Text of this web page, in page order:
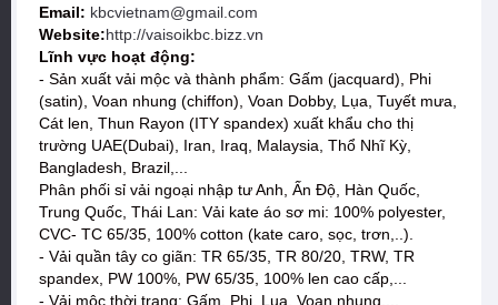
Email: kbcvietnam@gmail.com
Website:http://vaisoikbc.bizz.vn
Lĩnh vực hoạt động:
- Sản xuất vải mộc và thành phẩm: Gấm (jacquard), Phi
(satin), Voan nhung (chiffon), Voan Dobby, Lụa, Tuyết mưa,
Cát len, Thun Rayon (ITY spandex) xuất khẩu cho thị
trường UAE(Dubai), Iran, Iraq, Malaysia, Thổ Nhĩ Kỳ,
Bangladesh, Brazil,...
Phân phối sỉ vải ngoại nhập tư Anh, Ấn Độ, Hàn Quốc,
Trung Quốc, Thái Lan: Vải kate áo sơ mi: 100% polyester,
CVC- TC 65/35, 100% cotton (kate caro, sọc, trơn,..).
- Vải quần tây co giãn: TR 65/35, TR 80/20, TRW, TR
spandex, PW 100%, PW 65/35, 100% len cao cấp,...
- Vải mộc thời trang: Gấm, Phi, Lụa, Voan nhung,...